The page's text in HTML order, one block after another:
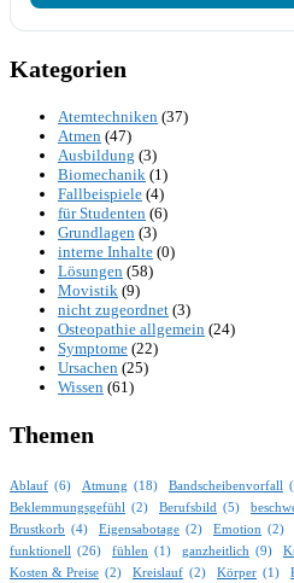
Kategorien
Atemtechniken (37)
Atmen (47)
Ausbildung (3)
Biomechanik (1)
Fallbeispiele (4)
für Studenten (6)
Grundlagen (3)
interne Inhalte (0)
Lösungen (58)
Movistik (9)
nicht zugeordnet (3)
Osteopathie allgemein (24)
Symptome (22)
Ursachen (25)
Wissen (61)
Themen
Ablauf (6) Atmung (18) Bandscheibenvorfall
Beklemmungsgefühl
(2) Berufsbild (5)
Brustkorb (4) Eigensabotage (2) Emotion (2)
funktionell
(26) fühlen (1) ganzheitlich (9)
Kosten & Preise (2) Kreislauf (2) Körper (1)